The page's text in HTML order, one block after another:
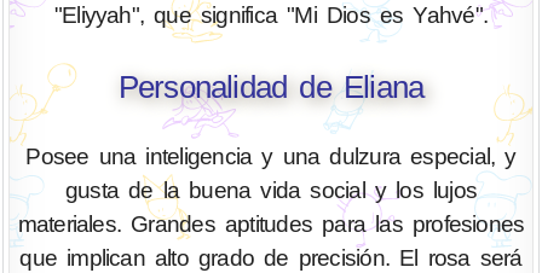
"Eliyyah", que significa "Mi Dios es Yahvé".
Personalidad de Eliana
Posee una inteligencia y una dulzura especial, y
gusta de la buena vida social y los lujos
materiales. Grandes aptitudes para las profesiones
que implican alto grado de precisión. El rosa será